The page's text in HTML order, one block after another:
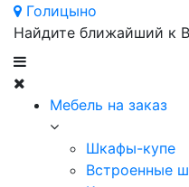
Голицыно
Найдите ближайший к
Мебель на заказ
Шкафы-купе
Встроенные